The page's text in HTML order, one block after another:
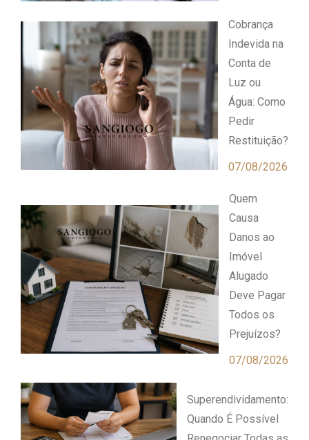
Cobrança
Indevida na
Conta de
Luz ou
Água: Como
Pedir
Restituição?
07/08/2026
Quem
Causa
Danos ao
Imóvel
Alugado
Deve Pagar
Todos os
Prejuízos?
07/08/2026
Superendividamento:
Quando É Possível